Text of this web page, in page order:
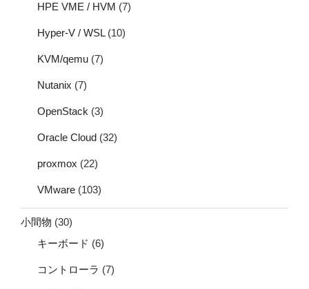
HPE VME / HVM (7)
Hyper-V / WSL(10)
KVM/qemu (7)
Nutanix (7)
OpenStack (3)
Oracle Cloud (32)
proxmox (22)
VMware (103)
小間物 (30)
キーボード (6)
コントローラ (7)